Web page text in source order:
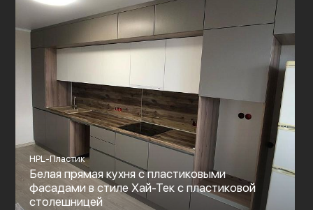
HPL-Пластик
Белая прямая кухня с пластиковыми
фасадами в стиле Хай-Тек с пластиковой
столешницей